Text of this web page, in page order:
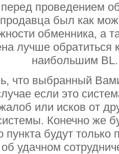
перед проведением
продавца был как
обменника, а
лучше
наибольшим BL.
что выбранный
если это
или исков от
Конечно же
пункта будут
об удачном